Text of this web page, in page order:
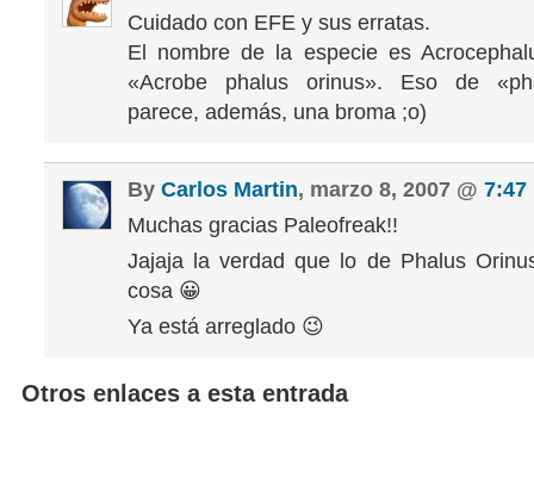
Cuidado con EFE y sus erratas.
El nombre de la especie es
«Acrobe phalus orinus». Eso de
parece, además, una broma ;o)
By Carlos Martin, marzo 8, 2007 @ 7:47
Muchas gracias Paleofreak!!
Jajaja la verdad que lo de Phalus
cosa 😀
Ya está arreglado 😉
Otros enlaces a esta entrada